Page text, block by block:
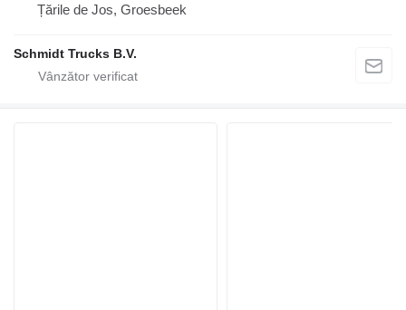
Țările de Jos, Groesbeek
Schmidt Trucks B.V.